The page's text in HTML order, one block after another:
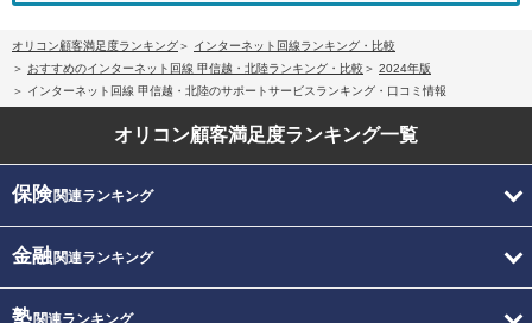
オリコン顧客満足度ランキング
インターネット回線ランキング・比較
おすすめのインターネット回線 甲信越・北陸ランキング・比較
2024年版
インターネット回線 甲信越・北陸のサポートサービスランキング・口コミ情報
オリコン顧客満足度ランキング一覧
保険関連ランキング
金融関連ランキング
塾